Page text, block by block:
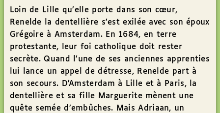
Loin de Lille qu’elle porte dans son cœur,
Renelde la dentellière s’est exilée avec son époux
Grégoire à Amsterdam. En 1684, en terre
protestante, leur foi catholique doit rester
secrète. Quand l’une de ses anciennes apprenties
lui lance un appel de détresse, Renelde part à
son secours. D’Amsterdam à Lille et à Paris, la
dentellière et sa fille Marguerite mènent une
quête semée d’embûches. Mais Adriaan, un